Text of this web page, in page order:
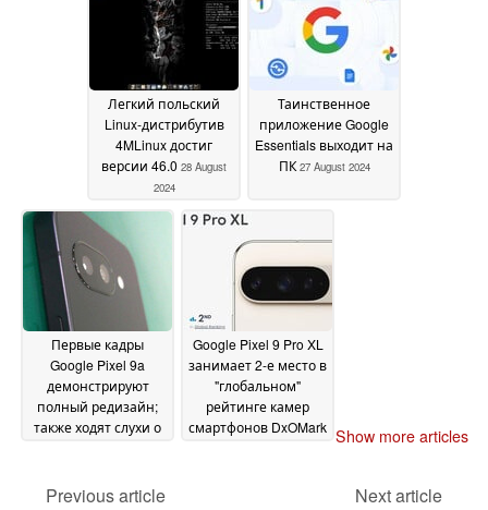
12 September 2024
Легкий польский
Linux-дистрибутив
4MLinux достиг
версии 46.0 28 August
2024
Таинственное
приложение Google
Essentials выходит на
ПК27 August 2024
Первые кадры
Google Pixel 9a
демонстрируют
полный редизайн;
также ходят слухи о
Google Pixel 9 Pro XL
занимает 2-е место в
"глобальном"
рейтинге камер
смартфонов DxOMark Show more articles
Previous article
Next article